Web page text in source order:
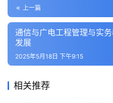
上一篇
通信与广电工程管理与实
发展
2025年5月18日 下午9:15
相关推荐